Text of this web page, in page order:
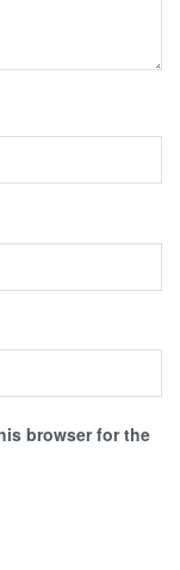
browser for the